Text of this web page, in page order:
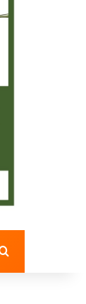
Article
skin
Search for